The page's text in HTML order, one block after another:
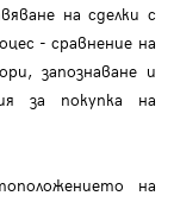
на сделки с
- сравнение на
запознаване и
за покупка на
на